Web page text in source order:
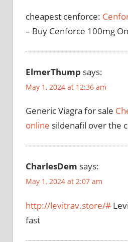
cheapest cenforce:
– Buy Cenforce 100mg
ElmerThump says:
May 1, 2024 at 12:36 am
Generic Viagra for sale
online sildenafil over the
CharlesDem says:
May 1, 2024 at 2:07 am
http://levitrav.store/#
fast